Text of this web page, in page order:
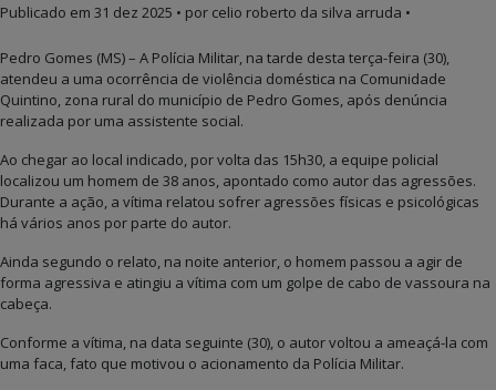
Publicado em 31 dez 2025 • por celio roberto da silva arruda •
Pedro Gomes (MS) – A Polícia Militar, na tarde desta terça-feira (30),
atendeu a uma ocorrência de violência doméstica na Comunidade
Quintino, zona rural do município de Pedro Gomes, após denúncia
realizada por uma assistente social.
Ao chegar ao local indicado, por volta das 15h30, a equipe policial
localizou um homem de 38 anos, apontado como autor das agressões.
Durante a ação, a vítima relatou sofrer agressões físicas e psicológicas
há vários anos por parte do autor.
Ainda segundo o relato, na noite anterior, o homem passou a agir de
forma agressiva e atingiu a vítima com um golpe de cabo de vassoura na
cabeça.
Conforme a vítima, na data seguinte (30), o autor voltou a ameaçá-la com
uma faca, fato que motivou o acionamento da Polícia Militar.